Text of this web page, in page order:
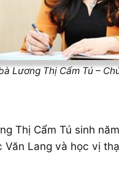
Lương Thị Cẩm Tú –
Thị Cẩm Tú sinh
Văn Lang và học vị